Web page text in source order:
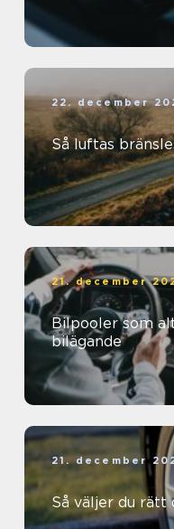
22. december
Så luftas
21. december
Bilpooler som
bilägande
21. december
Så väljer du rätt